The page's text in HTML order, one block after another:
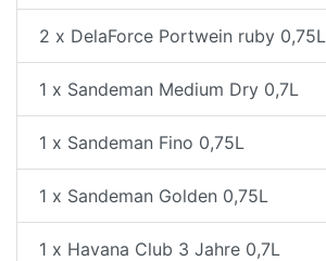
2 x DelaForce Portwein ruby 0,75L
1 x Sandeman Medium Dry 0,7L
1 x Sandeman Fino 0,75L
1 x Sandeman Golden 0,75L
1 x Havana Club 3 Jahre 0,7L